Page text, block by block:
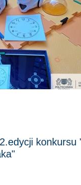
konkursu